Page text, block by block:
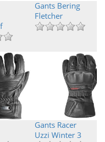
Gants Bering
Fletcher
Gants Racer
Uzzi Winter 3